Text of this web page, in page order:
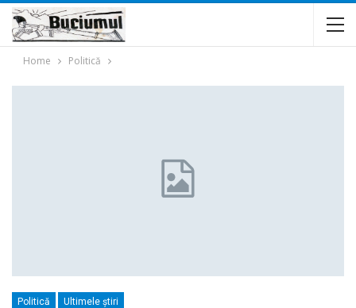
Home Politică
Politică Ultimele ştiri